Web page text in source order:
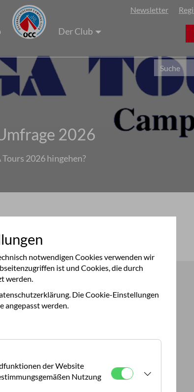
Der Club
Newsletter
2026
2026 hingehen?
notwendigen Cookies verwenden wir
ist und Cookies, die durch
werden.
Die Cookie-Einstellungen
angepasst werden.
der Website
Nutzung